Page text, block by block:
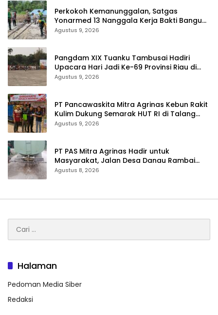
Perkokoh Kemanunggalan, Satgas
Yonarmed 13 Nanggala Kerja Bakti Bangun
Masjid Al-Hikmah di Kapuas Hulu
Agustus 9, 2026
Pangdam XIX Tuanku Tambusai Hadiri
Upacara Hari Jadi Ke-69 Provinsi Riau di
Pekanbaru
Agustus 9, 2026
‎PT Pancawaskita Mitra Agrinas Kebun Rakit
Kulim Dukung Semarak HUT RI di Talang
Perigi
Agustus 9, 2026
‎PT PAS Mitra Agrinas Hadir untuk
Masyarakat, Jalan Desa Danau Rambai
Dirawat dan Disiram
Agustus 8, 2026
untuk:
Halaman
Pedoman Media Siber
Redaksi